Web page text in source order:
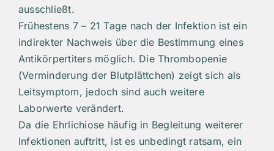
ausschließt.
Frühestens 7 – 21 Tage nach der Infektion ist ein
indirekter Nachweis über die Bestimmung eines
Antikörpertiters möglich. Die Thrombopenie
(Verminderung der Blutplättchen) zeigt sich als
Leitsymptom, jedoch sind auch weitere
Laborwerte verändert.
Da die Ehrlichiose häufig in Begleitung weiterer
Infektionen auftritt, ist es unbedingt ratsam, ein